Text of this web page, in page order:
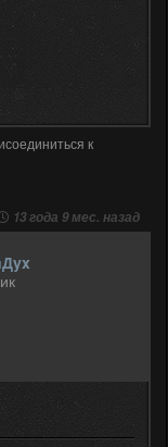
к
13 года 9 мес. назад